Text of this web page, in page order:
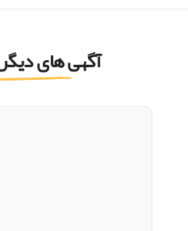
آگهی های